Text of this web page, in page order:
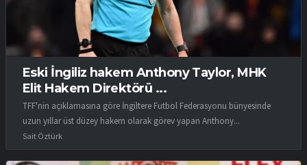
Eski İngiliz hakem Anthony Taylor, MHK
Elit Hakem Direktörü ...
TFF'nin açıklamasına göre İngiltere Futbol Federasyonu bünyesinde
uzun yıllar üst düzey hakem olarak görev yapan Anthony...
Sait Öztürk